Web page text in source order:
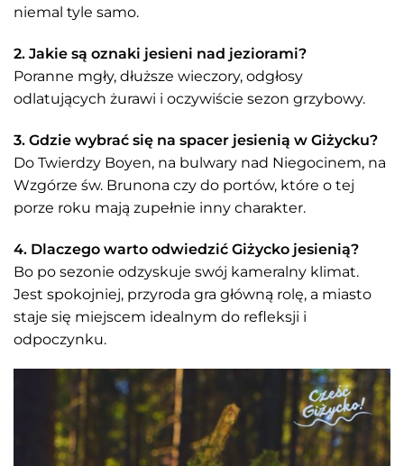
niemal tyle samo.
2. Jakie są oznaki jesieni nad jeziorami?
Poranne mgły, dłuższe wieczory, odgłosy
odlatujących żurawi i oczywiście sezon grzybowy.
3. Gdzie wybrać się na spacer jesienią w Giżycku?
Do Twierdzy Boyen, na bulwary nad Niegocinem, na
Wzgórze św. Brunona czy do portów, które o tej
porze roku mają zupełnie inny charakter.
4. Dlaczego warto odwiedzić Giżycko jesienią?
Bo po sezonie odzyskuje swój kameralny klimat.
Jest spokojniej, przyroda gra główną rolę, a miasto
staje się miejscem idealnym do refleksji i
odpoczynku.